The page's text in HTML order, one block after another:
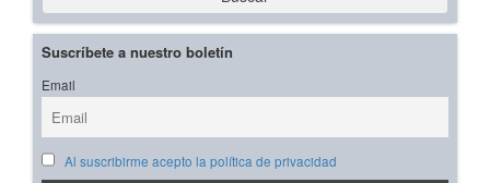
Suscríbete a nuestro boletín
Email
Al suscribirme acepto la política de privacidad